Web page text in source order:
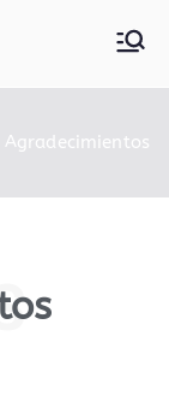
Agradecimientos